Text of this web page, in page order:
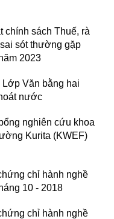
chính sách Thuế, rà
sót thường gặp
2023
Văn bằng hai
nước
nghiên cứu khoa
Kurita (KWEF)
chỉ hành nghề
10 - 2018
chỉ hành nghề